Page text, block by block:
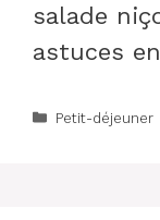
salade
astuces
Catégories
Petit-déjeuner